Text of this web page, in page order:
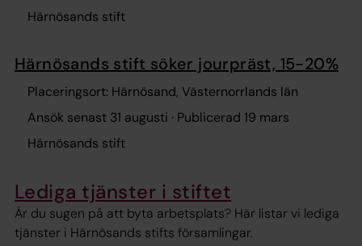
Härnösands stift
Härnösands stift söker jourpräst, 15-20%
Placeringsort: Härnösand, Västernorrlands län
Ansök senast 31 augusti · Publicerad 19 mars
Härnösands stift
Lediga tjänster i stiftet
Är du sugen på att byta arbetsplats? Här listar vi lediga
tjänster i Härnösands stifts församlingar.